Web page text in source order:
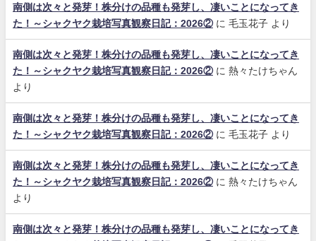
南側は次々と発芽！株分けの品種も発芽し、凄いことになってき
た！～シャクヤク栽培写真観察日記：2026②に 毛玉花子 より
南側は次々と発芽！株分けの品種も発芽し、凄いことになってき
た！～シャクヤク栽培写真観察日記：2026②に 熱々たけちゃん
より
南側は次々と発芽！株分けの品種も発芽し、凄いことになってき
た！～シャクヤク栽培写真観察日記：2026②に 毛玉花子 より
南側は次々と発芽！株分けの品種も発芽し、凄いことになってき
た！～シャクヤク栽培写真観察日記：2026②に 熱々たけちゃん
より
南側は次々と発芽！株分けの品種も発芽し、凄いことになってき